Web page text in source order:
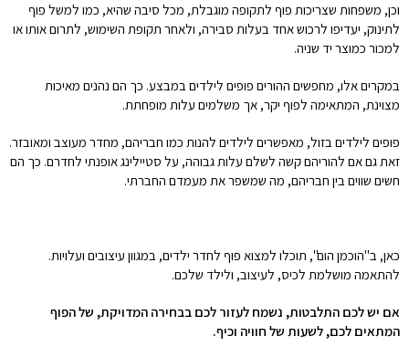
וכן, משפחות שצריכות פוף לתקופה מוגבלת, מכל סיבה שהיא, כמו למשל פוף
לתינוק, יעדיפו לרכוש אחד בעלות סבירה, ולאחר תקופת השימוש, לתרום אותו או
למכור כמוצר יד שניה.
במקרים אלו, מחפשים ההורים פופים לילדים במבצע. כך הם נהנים מאיכות
מצוינת, המתאימה לפוף יקר, אך משלמים עלות מופחתת.
פופים לילדים בזול, מאפשרים לילדים להנות כמו חבריהם, מחדר מעוצב ומאובזר.
זאת גם אם להוריהם קשה לשלם עלות גבוהה, על סטיילינג אופנתי לחדרם. כך הם
חשים שווים בין חבריהם, מה שמשפר את מעמדם החברתי.
כאן, ב"הוכמן הום", תוכלו למצוא פוף לחדר ילדים, במגוון עיצובים ועלויות.
להתאמה מושלמת לכיס, לעיצוב, ולילד שלכם.
אם יש לכם התלבטות, נשמח לעזור לכם בבחירה המדויקת, של הפוף
המתאים לכם, לשעות של חוויה וכיף.